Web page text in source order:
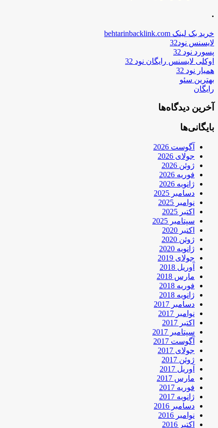
.
خرید بک لینک behtarinbacklink.com
لایسنس نود32
پسورد نود 32
اوکلی لایسنس رایگان نود 32
همیار نود 32
بهترین سئو
رایگان
آخرین دیدگاه‌ها
بایگانی‌ها
آگوست 2026
جولای 2026
ژوئن 2026
فوریه 2026
ژانویه 2026
دسامبر 2025
نوامبر 2025
اکتبر 2025
سپتامبر 2025
اکتبر 2020
ژوئن 2020
ژانویه 2020
جولای 2019
آوریل 2018
مارس 2018
فوریه 2018
ژانویه 2018
دسامبر 2017
نوامبر 2017
اکتبر 2017
سپتامبر 2017
آگوست 2017
جولای 2017
ژوئن 2017
آوریل 2017
مارس 2017
فوریه 2017
ژانویه 2017
دسامبر 2016
نوامبر 2016
اکتبر 2016